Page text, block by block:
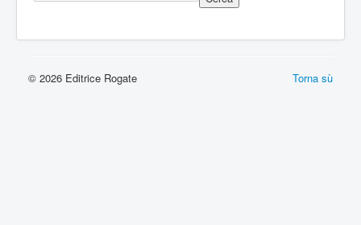
Torna sù
© 2026 Editrice Rogate